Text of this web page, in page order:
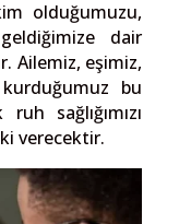
olduğumuzu,
dair
Ailemiz, eşimiz,
kurduğumuz bu
sağlığımızı
verecektir.